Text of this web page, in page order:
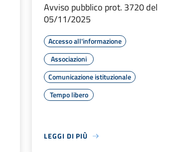
Avviso pubblico prot. 3720 del
05/11/2025
Accesso all'informazione
Associazioni
Comunicazione istituzionale
Tempo libero
LEGGI DI PIÙ